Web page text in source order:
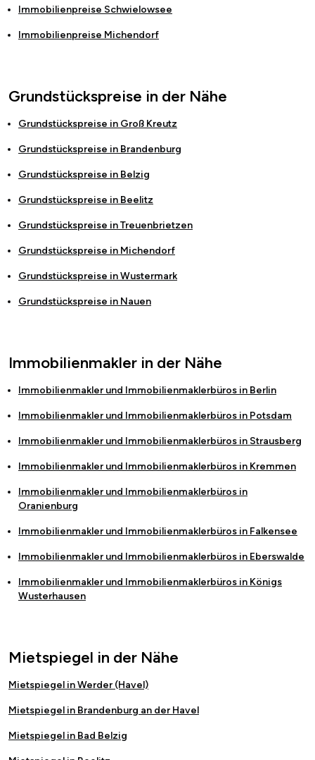
Immobilienpreise Schwielowsee
Immobilienpreise Michendorf
Grundstückspreise in der Nähe
Grundstückspreise in Groß Kreutz
Grundstückspreise in Brandenburg
Grundstückspreise in Belzig
Grundstückspreise in Beelitz
Grundstückspreise inTreuenbrietzen
Grundstückspreise in Michendorf
Grundstückspreise inWustermark
Grundstückspreise in Nauen
Immobilienmakler in der Nähe
Immobilienmakler und Immobilienmaklerbüros in Berlin
Immobilienmakler und Immobilienmaklerbüros in Potsdam
Immobilienmakler und Immobilienmaklerbüros in Strausberg
Immobilienmakler und Immobilienmaklerbüros in Kremmen
Immobilienmakler und Immobilienmaklerbüros in
Oranienburg
Immobilienmakler und Immobilienmaklerbüros in Falkensee
Immobilienmakler und Immobilienmaklerbüros in Eberswalde
Immobilienmakler und Immobilienmaklerbüros in Königs
Wusterhausen
Mietspiegel in der Nähe
Mietspiegel in Werder (Havel)
Mietspiegel in Brandenburg an der Havel
Mietspiegel in Bad Belzig